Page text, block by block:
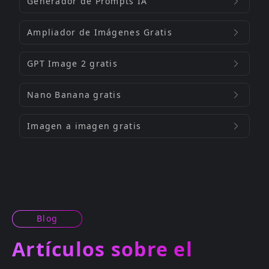
Ampliador de Imágenes Gratis
GPT Image 2 gratis
Nano Banana gratis
Imagen a imagen gratis
Blog
Artículos sobre el